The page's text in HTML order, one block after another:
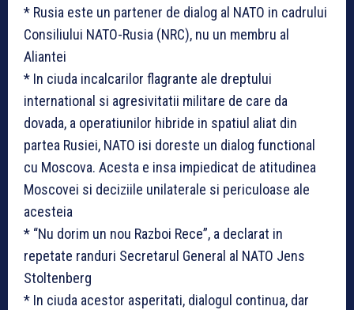
* Rusia este un partener de dialog al NATO in cadrului
Consiliului NATO-Rusia (NRC), nu un membru al
Aliantei
* In ciuda incalcarilor flagrante ale dreptului
international si agresivitatii militare de care da
dovada, a operatiunilor hibride in spatiul aliat din
partea Rusiei, NATO isi doreste un dialog functional
cu Moscova. Acesta e insa impiedicat de atitudinea
Moscovei si deciziile unilaterale si periculoase ale
acesteia
* “Nu dorim un nou Razboi Rece”, a declarat in
repetate randuri Secretarul General al NATO Jens
Stoltenberg
* In ciuda acestor asperitati, dialogul continua, dar